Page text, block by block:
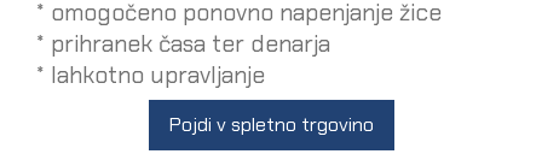
* omogočeno ponovno napenjanje žice
* prihranek časa ter denarja
* lahkotno upravljanje
Pojdi v spletno trgovino